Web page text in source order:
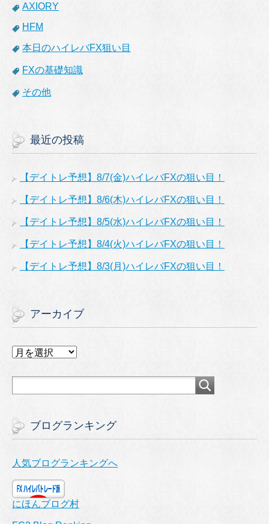
AXIORY
HFM
本日のハイレバFX狙い目
FXの基礎知識
その他
最近の投稿
【デイトレ予想】8/7(金)ハイレバFXの狙い目！
【デイトレ予想】8/6(木)ハイレバFXの狙い目！
【デイトレ予想】8/5(水)ハイレバFXの狙い目！
【デイトレ予想】8/4(火)ハイレバFXの狙い目！
【デイトレ予想】8/3(月)ハイレバFXの狙い目！
アーカイブ
ア
カ
ブログランキング
人気ブログランキングへ
にほんブログ村